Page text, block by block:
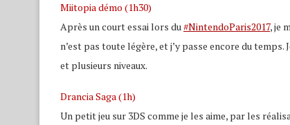
Miitopia démo (1h30)
Après un court essai lors du#NintendoParis2017, je
n’est pas toute légère, et j’y passe encore du
et plusieurs niveaux.
Drancia Saga (1h)
Un petit jeu sur 3DS comme je les aime, par les